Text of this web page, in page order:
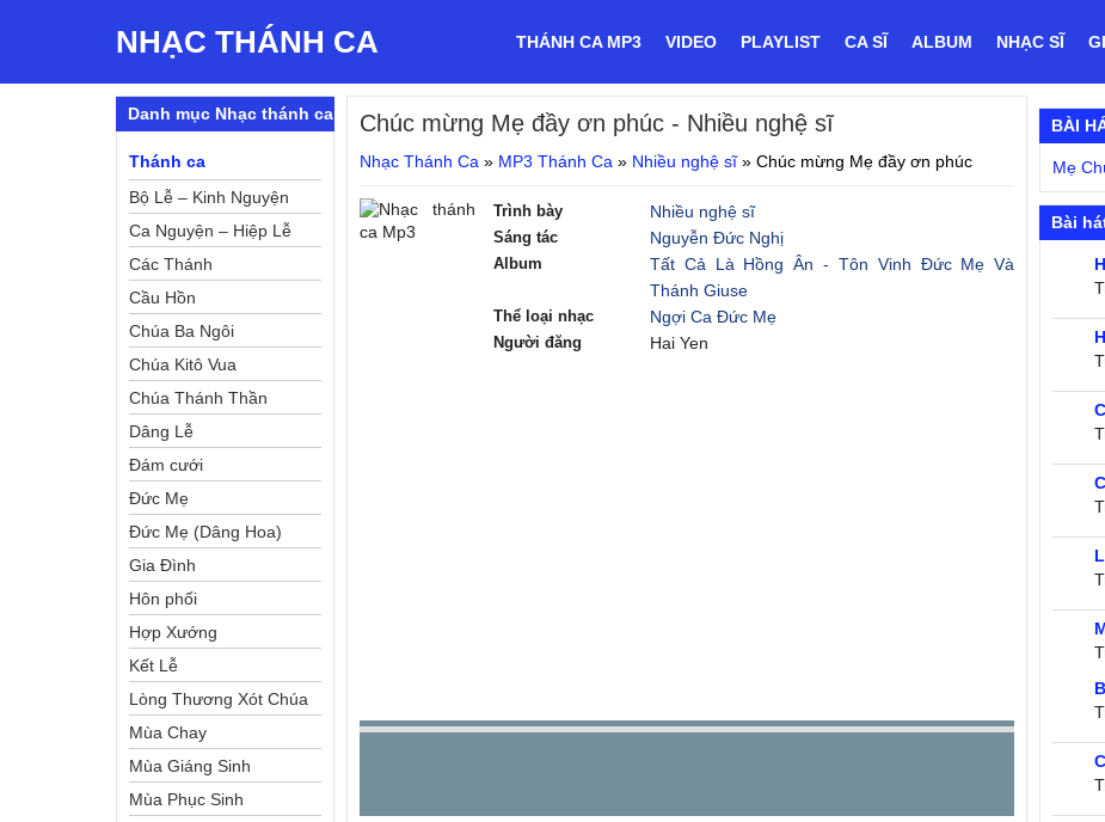
NHẠC THÁNH CA THÁNH CA MP3 VIDEO PLAYLIST CA SĨ ALBUM NHẠC SĨ
Chúc mừng Mẹ đầy ơn phúc - Nhiều nghệ sĩ
Nhạc Thánh Ca » MP3 Thánh Ca » Nhiều nghệ sĩ»Chúc mừng Mẹ đầy ơn phúc
Trình bày Nhiều nghệ sĩ
Sáng tác Nguyễn Đức Nghị
Album
Tất Cả Là Hồng Ân - Tôn Vinh Đức Mẹ Và
Thánh Giuse
Thể loại nhạc Ngợi Ca Đức Mẹ
Người đăng Hai Yen
Danh mục Nhạc thánh ca
Thánh ca
Bộ Lễ – Kinh Nguyện
Ca Nguyện – Hiệp Lễ
Các Thánh
Cầu Hồn
Chúa Ba Ngôi
Chúa Kitô Vua
Chúa Thánh Thần
Dâng Lễ
Đám cưới
Đức Mẹ
Đức Mẹ (Dâng Hoa)
Gia Đình
Hôn phối
Hợp Xướng
Kết Lễ
Lòng Thương Xót Chúa
Mùa Chay
Mùa Giáng Sinh
Mùa Phục Sinh
BÀI
Mẹ
Bài